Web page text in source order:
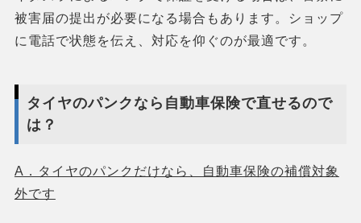
被害届の提出が必要になる場合もあります。ショップ
に電話で状態を伝え、対応を仰ぐのが最適です。
タイヤのパンクなら自動車保険で直せるので
は？
A．タイヤのパンクだけなら、自動車保険の補償対象
外です